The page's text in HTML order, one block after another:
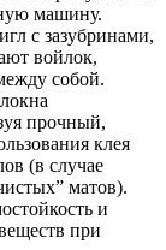
машину.
с зазубринами,
войлок,
собой.
прочный,
клея
(в случае
матов).
и
при